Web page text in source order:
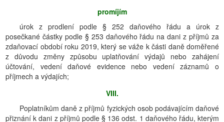
promíjím
úrok z prodlení podle § 252 daňového řádu a úrok z
posečkané částky podle § 253 daňového řádu na dani z příjmů za
zdaňovací období roku 2019, který se váže k části daně doměřené
z důvodu změny způsobu uplatňování výdajů nebo zahájení
účtování, vedení daňové evidence nebo vedení záznamů o
příjmech a výdajích;
VIII.
Poplatníkům daně z příjmů fyzických osob podávajícím daňové
přiznání k dani z příjmů podle § 136 odst. 1 daňového řádu, kterým